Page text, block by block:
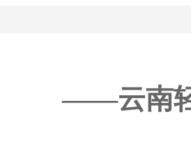
——云南轻